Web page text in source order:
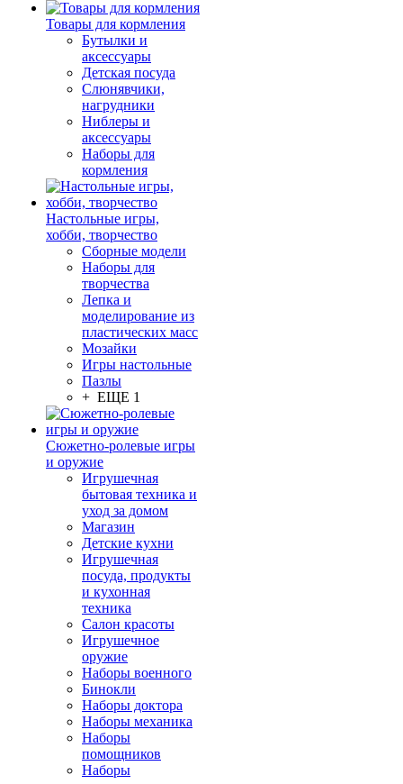
Товары для кормления
Бутылки и
аксессуары
Детская посуда
Слюнявчики,
нагрудники
Ниблеры и
аксессуары
Наборы для
кормления
Настольные игры,
хобби, творчество
Сборные модели
Наборы для
творчества
Лепка и
моделирование из
пластических масс
Мозайки
Игры настольные
Пазлы
+ ЕЩЕ 1
Сюжетно-ролевые игры
и оружие
Игрушечная
бытовая техника и
уход за домом
Магазин
Детские кухни
Игрушечная
посуда, продукты
и кухонная
техника
Салон красоты
Игрушечное
оружие
Наборы военного
Бинокли
Наборы доктора
Наборы механика
Наборы
помощников
Наборы